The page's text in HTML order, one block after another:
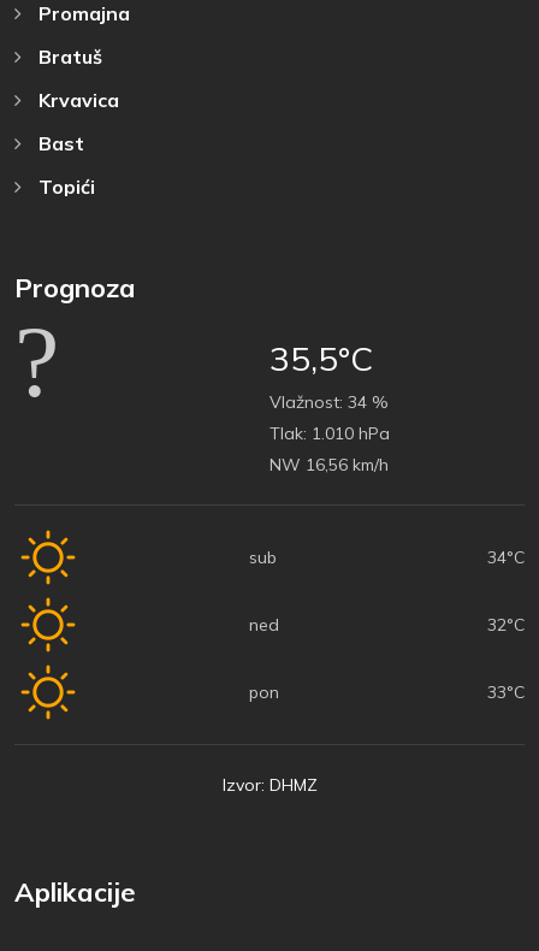
Promajna
Bratuš
Krvavica
Bast
Topići
Prognoza
35,5°C
Vlažnost: 34 %
Tlak: 1.010 hPa
NW 16,56 km/h
sub 34°C
ned 32°C
pon 33°C
Izvor: DHMZ
Aplikacije